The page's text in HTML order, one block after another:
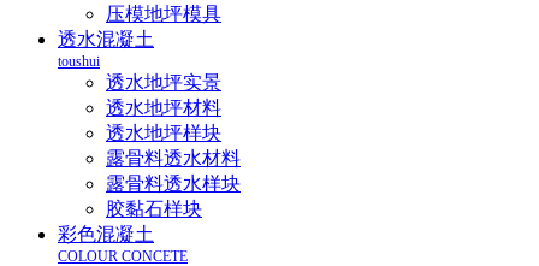
压模地坪模具
透水混凝土
toushui
透水地坪实景
透水地坪材料
透水地坪样块
露骨料透水材料
露骨料透水样块
胶黏石样块
彩色混凝土
COLOUR CONCETE